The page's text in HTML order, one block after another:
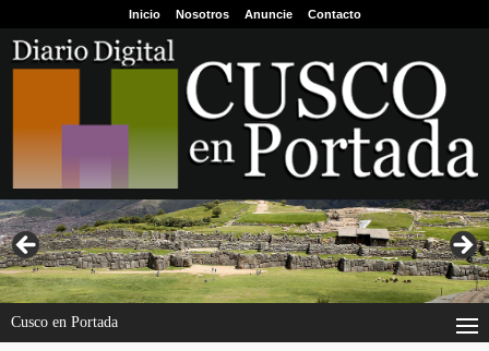
Inicio Nosotros Anuncie Contacto
Cusco en Portada